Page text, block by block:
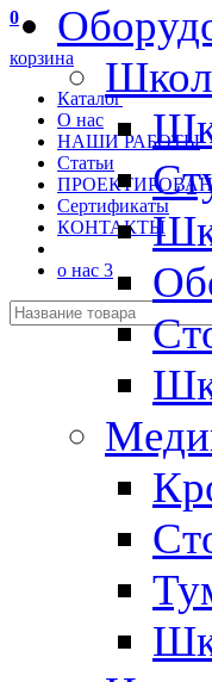
0
корзина
Каталог
О нас
НАШИ РАБОТЫ
Статьи
Сертификаты
КОНТАКТЫ
о нас 3